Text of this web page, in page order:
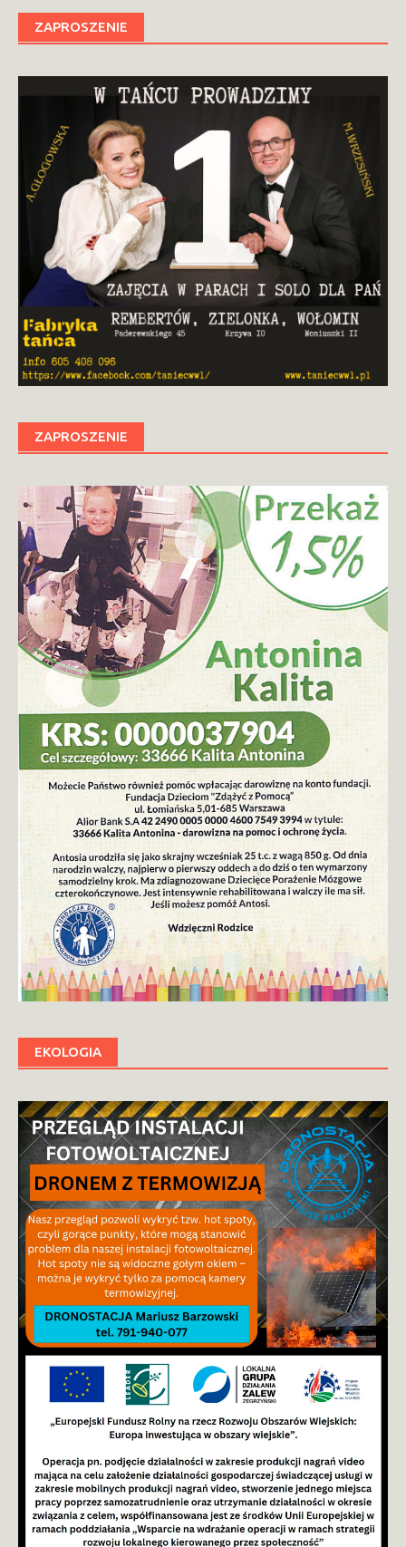
ZAPROSZENIE
ZAPROSZENIE
EKOLOGIA